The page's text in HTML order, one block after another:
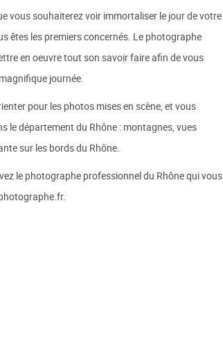
vous souhaiterez voir immortaliser le jour de votre
êtes les premiers concernés. Le photographe
en oeuvre tout son savoir faire afin de vous
journée.
pour les photos mises en scène, et vous
le département du Rhône : montagnes, vues
sur les bords du Rhône.
le photographe professionnel du Rhône qui vous